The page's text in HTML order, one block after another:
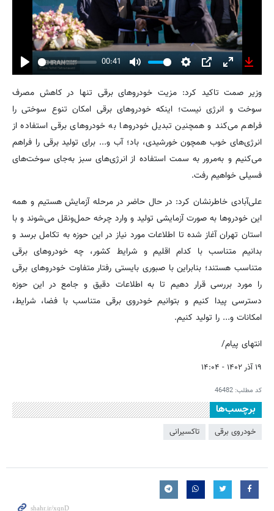
Play
00:41
Mute Settings
PIP Enter
fullscreen
وزیر صمت تاکید کرد: مزیت خودروهای برقی تنها در کاهش مصرف
سوخت و انرژی نیست؛ اینکه خودروهای برقی امکان تنوع سوختی را
فراهم می‌کند و همچنین تبدیل خودروها به خودروهای برقی استفاده از
انرژی‌های خوب همچون خورشیدی، باد؛ آب و... برای تولید برقی را فراهم
می‌کنیم و به‌مرور به سمت استفاده از انرژی‌های سبز به‌جای سوخت‌های
فسیلی خواهیم رفت.
علی‌آبادی خاطرنشان کرد: در حال حاضر در مرحله آزمایش هستیم و همه
این خودروها به صورت آزمایشی تولید و وارد چرخه حمل‌ونقل می‌شوند و با
استان تهران آغاز شده تا اطلاعات مورد نیاز در این حوزه به تکامل برسد و
بدانیم متناسب با کدام اقلیم و شرایط کشور، چه خودروهای برقی
متناسب هستند؛ بنابراین با صبوری بایستی رفتار متفاوت خودروهای برقی
را مورد بررسی قرار دهیم تا به اطلاعات دقیق و جامع در این حوزه
دسترسی پیدا کنیم و بتوانیم خودروی برقی متناسب با فضا، شرایط،
امکانات و... را تولید کنیم.
انتهای پیام/
۱۹ آذر ۱۴۰۲ - ۱۴:۰۴
کد مطلب: 46482
برچسب‌ها
خودروی برقی تاکسیرانی